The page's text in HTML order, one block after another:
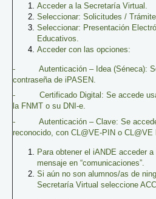
Acceder a la Secretaría Virtual.
Seleccionar: Solicitudes /
Seleccionar: Presentación
Educativos.
Acceder con las opciones:
- Autenticación – Idea (Séneca): Se
contraseña de iPASEN.
- Certificado Digital: Se accede
la FNMT o su DNI-e.
- Autenticación – Clave: Se accede
reconocido, con CL@VE-PIN o CL@VE
Para obtener el iANDE acceder
mensaje en “comunicaciones”.
Si aún no son alumnos/as de
Secretaría Virtual seleccione